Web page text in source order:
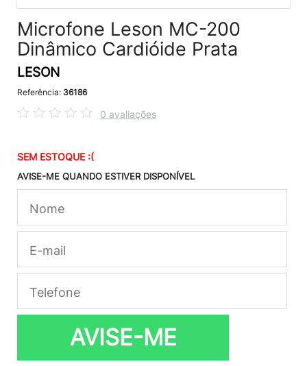
Microfone Leson MC-200
Dinâmico Cardióide Prata
LESON
Referência: 36186
0 avaliações
SEM ESTOQUE :(
AVISE-ME QUANDO ESTIVER DISPONÍVEL
AVISE-ME